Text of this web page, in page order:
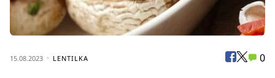
15.08.2023 LENTILKA 0